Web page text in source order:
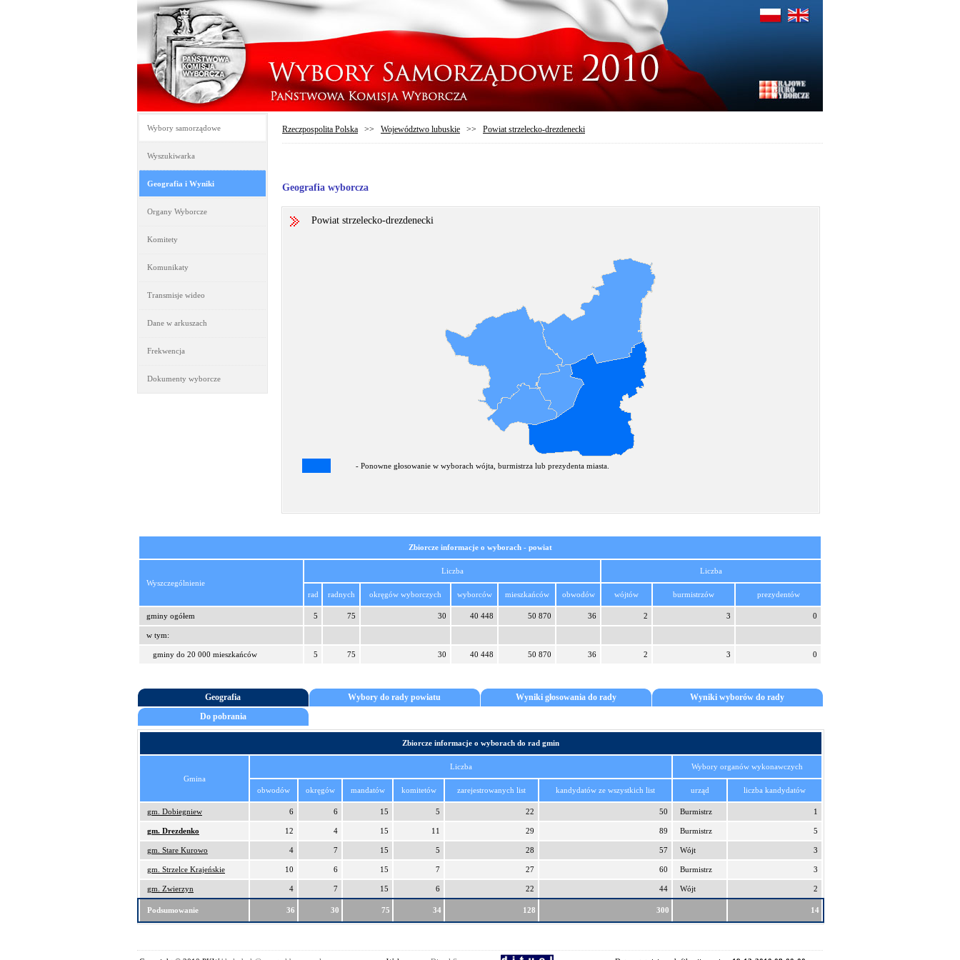
Wybory samorządowe
Wyszukiwarka
Geografia i Wyniki
Organy Wyborcze
Komitety
Komunikaty
Transmisje wideo
Dane w arkuszach
Frekwencja
Dokumenty wyborcze
Rzeczpospolita Polska >> Województwo lubuskie >> Powiat strzelecko-drezdenecki
Geografia wyborcza
Powiat strzelecko-drezdenecki
- Ponowne głosowanie w wyborach wójta, burmistrza lub prezydenta miasta.
Zbiorcze informacje o wyborach - powiat
Wyszczególnienie
Liczba Liczba
rad radnych okręgów wyborczych wyborców mieszkańców obwodów wójtów burmistrzów prezydentów
gminy ogółem 5 75 30 40 448 50 870 36 2 3 0
w tym:
gminy do 20 000 mieszkańców 5 75 30 40 448 50 870 36 2 3 0
Geografia Wybory do rady powiatu Wyniki głosowania do rady
Wyniki wyborów do rady
Do pobrania
Zbiorcze informacje o wyborach do rad gmin
Gmina
Liczba Wybory organów wykonawczych
obwodów okręgów mandatów komitetów zarejestrowanych list kandydatów ze wszystkich list urząd liczba kandydatów
gm. Dobiegniew 6 6 15 5 22 50 Burmistrz 1
gm. Drezdenko 12 4 15 11 29 89 Burmistrz 5
gm. Stare Kurowo 4 7 15 5 28 57 Wójt 3
gm. Strzelce Krajeńskie 10 6 15 7 27 60 Burmistrz 3
gm. Zwierzyn 4 7 15 6 22 44 Wójt 2
Podsumowanie 36 30 75 34 128 300 14